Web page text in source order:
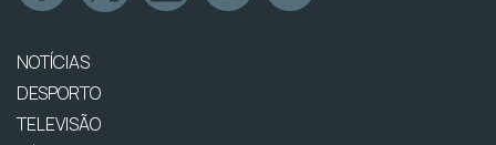
NOTÍCIAS
DESPORTO
TELEVISÃO